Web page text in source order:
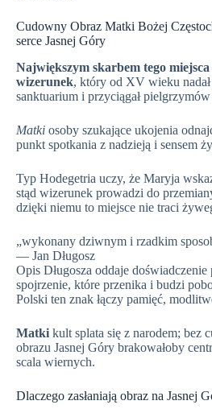
Cudowny Obraz Matki Bożej
serce Jasnej Góry
Największym skarbem tego
wizerunek, który od XV wieku
sanktuarium i przyciągał pielgrzymów
Matki osoby szukające ukojenia
punkt spotkania z nadzieją i sensem
Typ Hodegetria uczy, że Maryja
stąd wizerunek prowadzi do
dzięki niemu to miejsce nie traci
„wykonany dziwnym i rzadkim
— Jan Długosz
Opis Długosza oddaje doświadczenie
spojrzenie, które przenika i budzi
Polski ten znak łączy pamięć,
Matki kult splata się z narodem; bez
obrazu Jasnej Góry brakowałoby
scala wiernych.
Dlaczego zasłaniają obraz na Jasnej